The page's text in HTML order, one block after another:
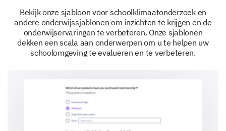
your involvement and interaction with the school.
Rate the communication channels used by the
school to engage with parents and guardians.
a. Newsletters
b. Parent-teacher meetings
c. Social media/online platforms
Bekijk onze sjabloon voor schoolklimaatonderzoek en
andere onderwijssjablonen om inzichten te krijgen en de
onderwijservaringen te verbeteren. Onze sjablonen
dekken een scala aan onderwerpen om u te helpen uw
schoolomgeving te evalueren en te verbeteren.